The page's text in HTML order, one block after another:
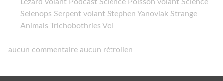
Lézard volant Podcast Science Poisson volant Science
Selenops Serpent volant Stephen Yanoviak Strange
Animals Trichobothries Vol
aucun commentaire aucun rétrolien